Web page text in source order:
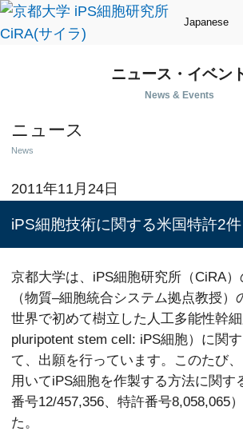
Japanese
ニュース・イベン
News & Events
ニュース
News
2011年11月24日
iPS細胞技術に関する米国特許2
京都大学は、iPS細胞研究所（CiRA
（物質–細胞統合システム拠点教授
世界で初めて樹立した人工多能性幹
pluripotent stem cell: iPS細胞）に関
て、出願を行っています。このたび
用いてiPS細胞を作製する方法に関す
番号12/457,356、特許番号8,058,065
た。